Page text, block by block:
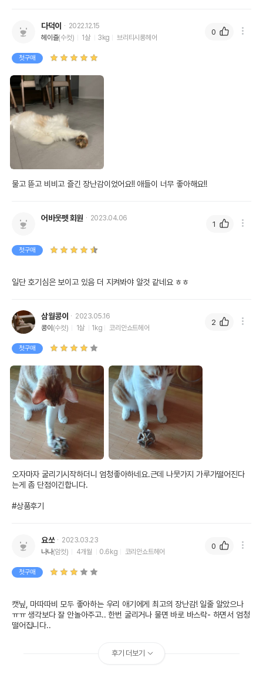
다덕이
2022.12.15
헤이즐(수컷) 1살 3kg 브리티시롱헤어
첫구매
물고 뜯고 비비고 즐긴 장난감이었어요!! 애들이 너무 좋아해요!!
0
어바웃펫 회원 2023.04.06
첫구매
일단 호기심은 보이고 있음 더 지켜봐야 알것 같네요 ㅎㅎ
1
삼월콩이
2023.05.16
콩이 (수컷) 1살 1kg 코리안쇼트헤어
첫구매
오자마자 굴리기시작하더니 엄청좋아하네요.근데 나뭇가지 가루가떨어진다
는게 좀 단점이긴합니다.
#상품후기
2
요쏘
2023.03.23
나나(암컷) 4개월 0.6kg 코리안쇼트헤어
첫구매
캣닢, 마따따비 모두 좋아하는 우리 애기에게 최고의 장난감! 일줄 알았으나
ㅠㅠ 생각보다 잘 안놀아주고.. 한번 굴리거나 물면 바로 바스락- 하면서 엄청
떨어집니다..
0
후기 더보기